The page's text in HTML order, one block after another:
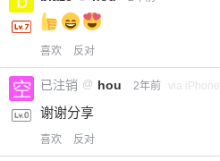
立刻支付
喜欢 反对
已注销 @ hou 2年前 via iPhone
谢谢分享
喜欢 反对
忘记密码？找回